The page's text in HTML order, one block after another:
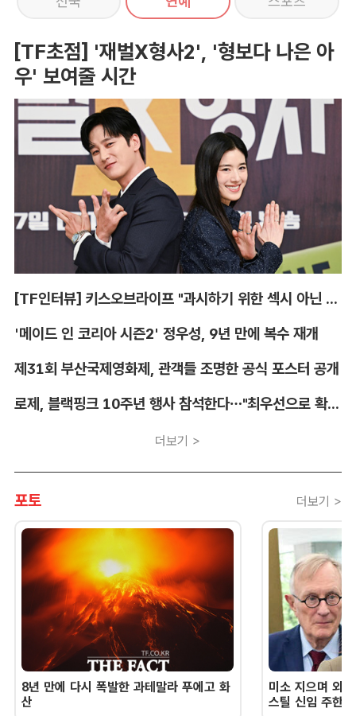
[TF초점] '재벌X형사2', '형보다 나은 아
우' 보여줄 시간
[TF인터뷰] 키스오브라이프 "과시하기 위한 섹시 아닌 당당함"
'메이드 인 코리아 시즌2' 정우성, 9년 만에 복수 재개
제31회 부산국제영화제, 관객들 조명한 공식 포스터 공개
로제, 블랙핑크 10주년 행사 참석한다…"최우선으로 확정"
더보기 >
포토 더보기 >
8년 만에 다시 폭발한 과테말라 푸에고 화
산
미소 지으며 외
스틸 신임 주한